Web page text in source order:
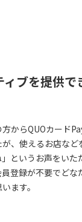
ブを提供で
からQUOカード
、使えるお店など
というお声をいた
登録が不要でどな
ます。